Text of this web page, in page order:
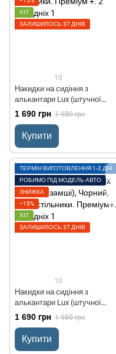
ХІТ
ЗАЛИШИЛОСЬ 37 ДНІВ
10
Накидки на сидіння з
алькантари Lux (штучної
замші), Синій, сині стільники.
Преміум +. 2 передніх
1 690 грн 1 980 грн
Купити
ТЕРМІН ВИГОТОВЛЕННЯ 1-2 ДНІ
РОБИМО ПІД МОДЕЛЬ АВТО
ЗНИЖКА
−15%
ХІТ
ЗАЛИШИЛОСЬ 37 ДНІВ
10
Накидки на сидіння з
алькантари Lux (штучної
замші), Чорний, чорні
стільники. Преміум+. 2
передніх
1 690 грн 1 980 грн
Купити